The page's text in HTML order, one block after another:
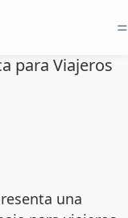
=
para Viajeros
una